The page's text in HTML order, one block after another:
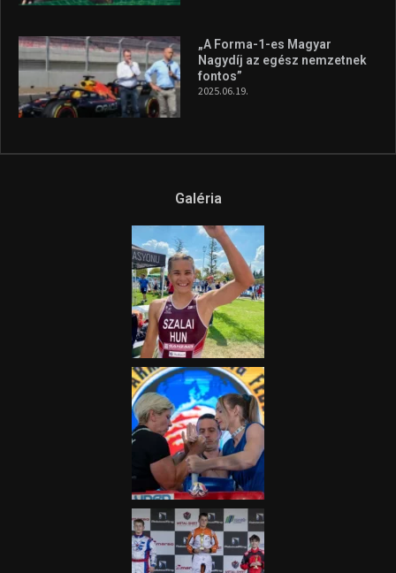
„A Forma-1-es Magyar
Nagydíj az egész nemzetnek
fontos”
2025.06.19.
Galéria